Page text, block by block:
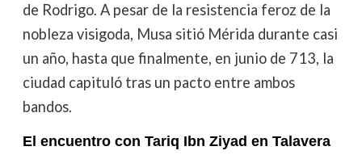
de Rodrigo. A pesar de la resistencia feroz de la
nobleza visigoda, Musa sitió Mérida durante casi
un año, hasta que finalmente, en junio de 713, la
ciudad capituló tras un pacto entre ambos
bandos.
El encuentro con Tariq Ibn Ziyad en Talavera